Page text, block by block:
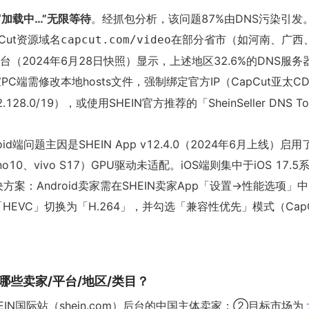
载中…”无限等待。经抓包分析，该问题87%由DNS污染引发
资源域名capcut.com/video在部分省市（如河南、广西
（2024年6月28日快照）显示，上述地区32.6%的DNS服务
端需修改本地hosts文件，强制绑定官方IP（CapCut亚太
19），或使用SHEIN官方推荐的「SheinSeller DNS
端问题主因是SHEIN App v12.4.0（2024年6月上线）启用
、vivo S17）GPU驱动未适配。iOS端则集中于iOS 17.5
案：Android卖家需在SHEIN卖家App「设置→性能选项」
」切换为「H.264」，并勾选「兼容性优先」模式（
些卖家/平台/地区/类目？
国际站（shein.com）后台的中国主体卖家；②目标市场为